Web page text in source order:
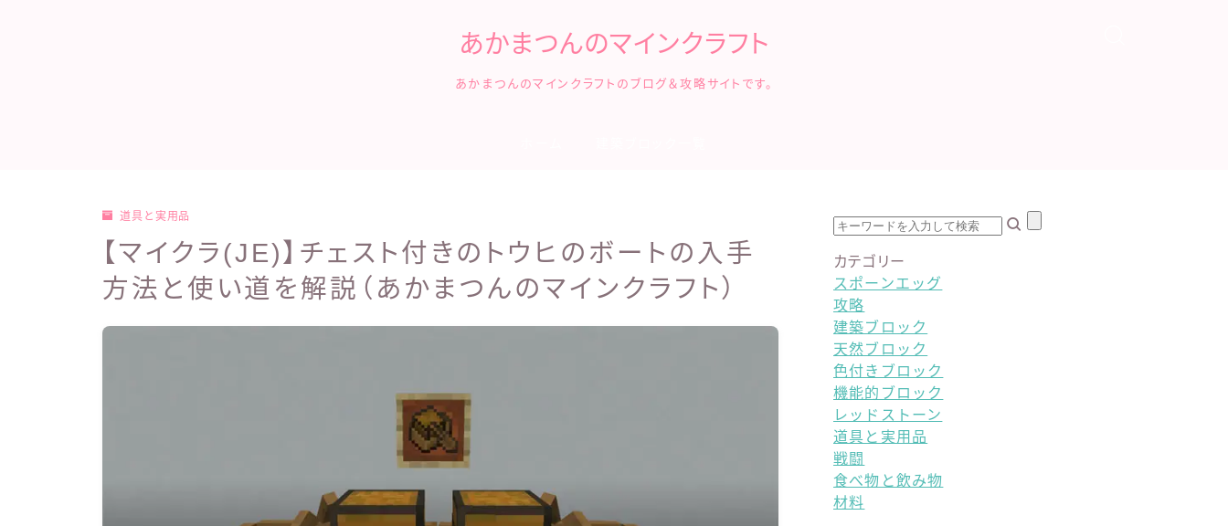
あかまつんのマインクラフト
あかまつんのマインクラフトのブログ＆攻略サイトです。
道具と実用品
【マイクラ(JE)】チェスト付きのトウヒのボートの入手
方法と使い道を解説（あかまつんのマインクラフト）
カテゴリー
スポーンエッグ
攻略
建築ブロック
天然ブロック
色付きブロック
機能的ブロック
レッドストーン
道具と実用品
戦闘
食べ物と飲み物
材料